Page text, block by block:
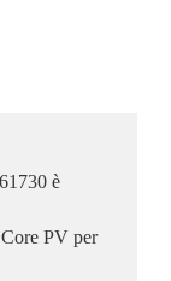
è
PV per